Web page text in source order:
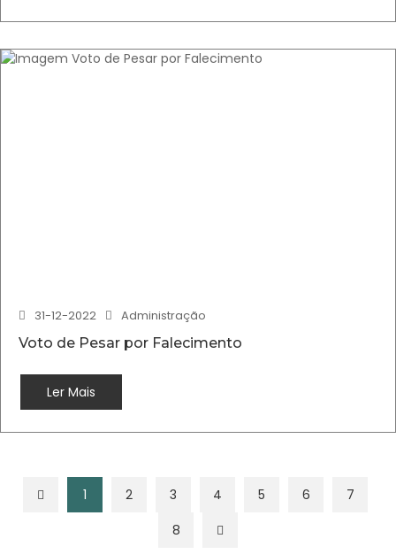
31-12-2022
Administração
Voto de Pesar por Falecimento
Ler Mais
1 2 3 4 5 6
7
8